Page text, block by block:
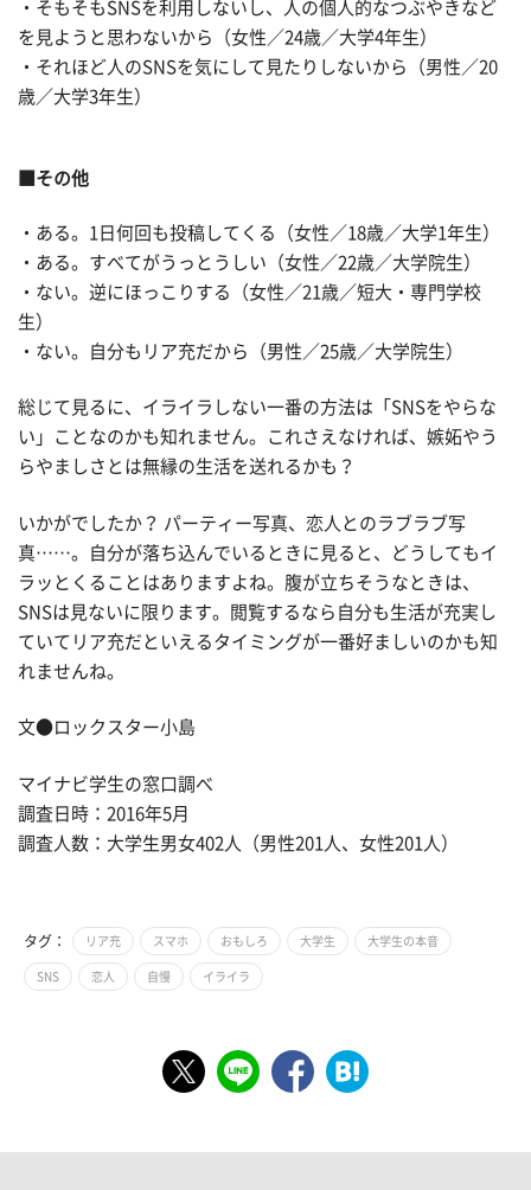
・そもそもSNSを利用しないし、人の個人的なつぶやきなど
を見ようと思わないから（女性／24歳／大学4年生）
・それほど人のSNSを気にして見たりしないから（男性／20
歳／大学3年生）
■その他
・ある。1日何回も投稿してくる（女性／18歳／大学1年生）
・ある。すべてがうっとうしい（女性／22歳／大学院生）
・ない。逆にほっこりする（女性／21歳／短大・専門学校
生）
・ない。自分もリア充だから（男性／25歳／大学院生）
総じて見るに、イライラしない一番の方法は「SNSをやらな
い」ことなのかも知れません。これさえなければ、嫉妬やう
らやましさとは無縁の生活を送れるかも？
いかがでしたか？ パーティー写真、恋人とのラブラブ写
真……。自分が落ち込んでいるときに見ると、どうしてもイ
ラッとくることはありますよね。腹が立ちそうなときは、
SNSは見ないに限ります。閲覧するなら自分も生活が充実し
ていてリア充だといえるタイミングが一番好ましいのかも知
れませんね。
文●ロックスター小島
マイナビ学生の窓口調べ
調査日時：2016年5月
調査人数：大学生男女402人（男性201人、女性201人）
タグ： リア充 スマホ おもしろ 大学生 大学生の本音
SNS 恋人 自慢 イライラ